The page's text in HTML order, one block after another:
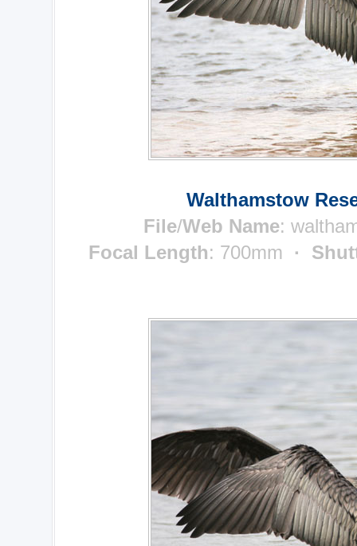
Walthamstow
File/Web Name:
Focal Length: 700mm ·